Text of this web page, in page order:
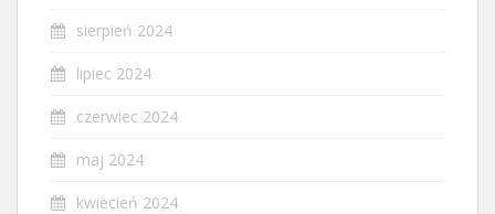
sierpień 2024
lipiec 2024
czerwiec 2024
maj 2024
kwiecień 2024